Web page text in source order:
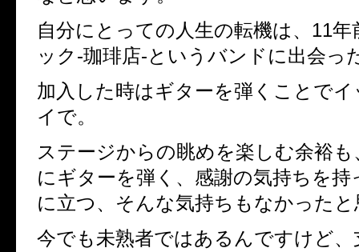
自分にとっての人生の転機は、11
ック-珈琲店-というバンドに出会っ
加入した時はギターを弾くことで
イで。
ステージからの眺めを楽しむ余裕
にギターを弾く、感謝の気持ちを
に立つ、そんな気持ちもなかった
今でも未熟者ではあるんですけど